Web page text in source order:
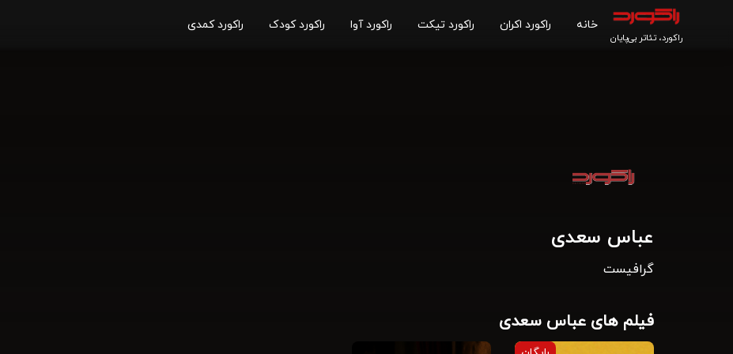
راکورد، تئاتر بی‌پایان
خانه راکورد اکران راکورد تیکت راکورد آوا راکورد کودک راکورد کمدی
عباس سعدی
گرافیست
فیلم های عباس سعدی